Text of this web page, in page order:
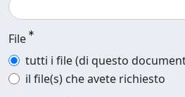
File
tutti i file (di questo
il file(s) che avete richiesto